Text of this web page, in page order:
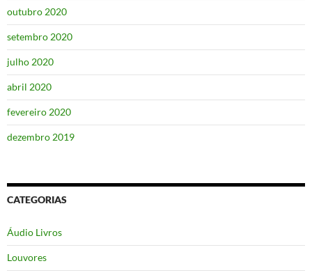
outubro 2020
setembro 2020
julho 2020
abril 2020
fevereiro 2020
dezembro 2019
CATEGORIAS
Áudio Livros
Louvores